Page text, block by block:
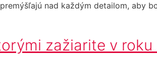
nad každým detailom, aby
zažiarite v